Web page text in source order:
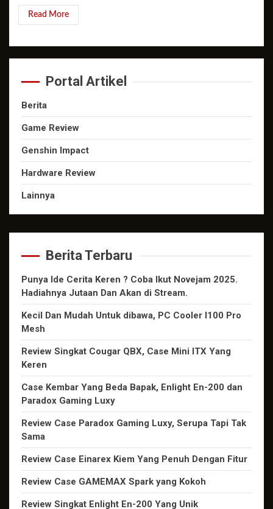
Read More
Portal Artikel
Berita
Game Review
Genshin Impact
Hardware Review
Lainnya
Berita Terbaru
Punya Ide Cerita Keren ? Coba Ikut Novejam 2025.
Hadiahnya Jutaan Dan Akan di Stream.
Kecil Dan Mudah Untuk dibawa, PC Cooler I100 Pro
Mesh
Review Singkat Cougar QBX, Case Mini ITX Yang
Keren
Case Kembar Yang Beda Bapak, Enlight En-200 dan
Paradox Gaming Luxy
Review Case Paradox Gaming Luxy, Serupa Tapi Tak
Sama
Review Case Einarex Kiem Yang Penuh Dengan Fitur
Review Case GAMEMAX Spark yang Kokoh
Review Singkat Enlight En-200 Yang Unik